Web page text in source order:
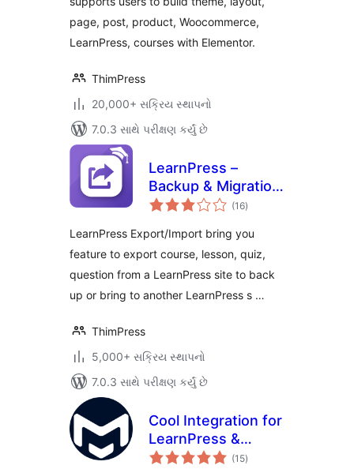
page, post, product, Woocommerce,
LearnPress, courses with Elementor.
ThimPress
20,000+ સક્રિય સ્થાપનો
7.0.3 સાથે પરીક્ષણ કર્યું છે
LearnPress –
Backup & Migration
Tool
(16કુલ
રેટિંગ્સ
)
LearnPress Export/Import bring you
feature to export course, lesson, quiz,
question from a LearnPress site to back
up or bring to another LearnPress s …
ThimPress
5,000+ સક્રિય સ્થાપનો
7.0.3 સાથે પરીક્ષણ કર્યું છે
Cool Integration for
LearnPress &
WooCommerce
(15કુલ
રેટિંગ્સ
)